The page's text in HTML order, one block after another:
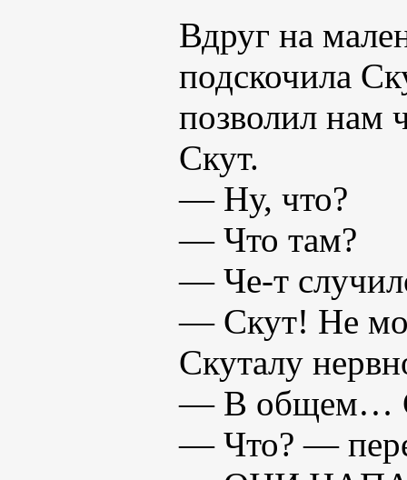
Вдруг на
подскочила
позволил нам
Скут.
— Ну, что?
— Что там?
— Че-т
— Скут! Не
Скуталу
— В общем…
— Что? —